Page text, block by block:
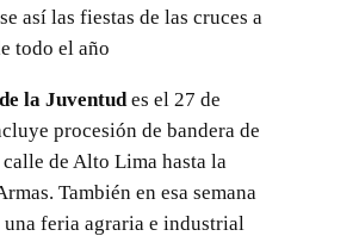
así las fiestas de las cruces a
todo el año
la Juventudes el 27 de
procesión de bandera de
de Alto Lima hasta la
También en esa semana
una feria agraria e industrial